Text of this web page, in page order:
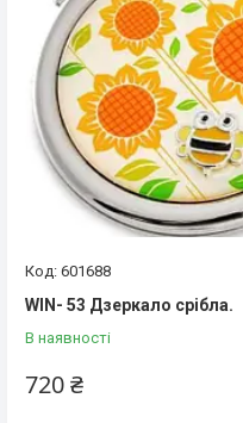
601688
WIN- 53 Дзеркало срібла.
В наявності
720 ₴